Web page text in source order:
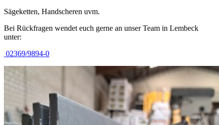
Sägeketten, Handscheren uvm.
Bei Rückfragen wendet euch gerne an unser Team in Lembeck
unter:
02369/9894-0